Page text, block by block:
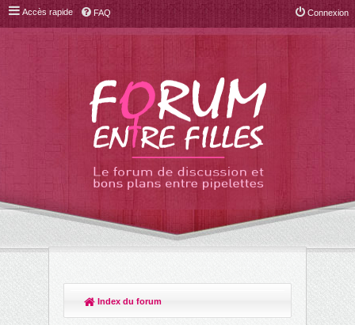
Accès rapide FAQ Connexion
Index du forum